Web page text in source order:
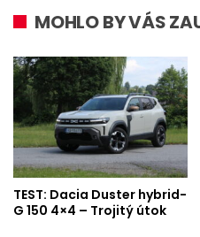
MOHLO BY VÁS
TEST: Dacia Duster hybrid-
G 150 4×4 – Trojitý útok